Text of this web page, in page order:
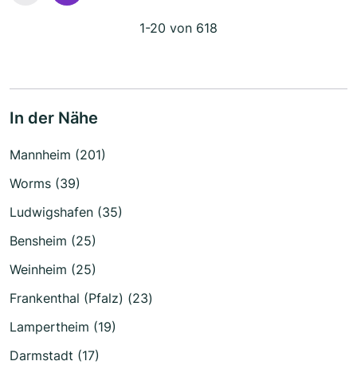
1-20 von 618
In der Nähe
Mannheim (201)
Worms (39)
Ludwigshafen (35)
Bensheim (25)
Weinheim (25)
Frankenthal (Pfalz) (23)
Lampertheim (19)
Darmstadt (17)